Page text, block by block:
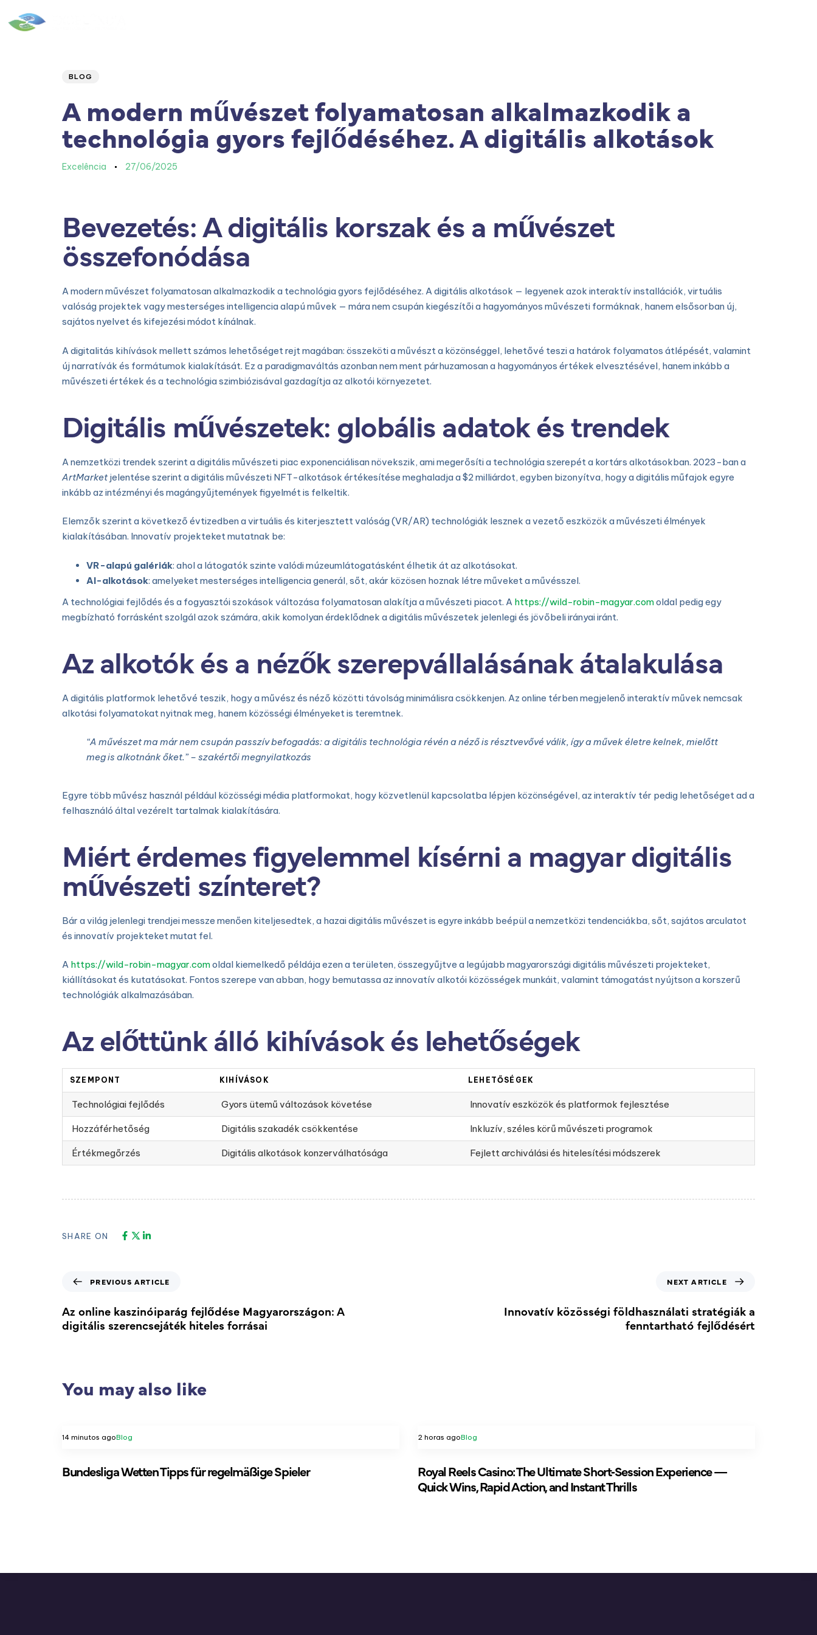
BLOG
A modern művészet folyamatosan alkalmazkodik a
technológia gyors fejlődéséhez. A digitális alkotások
Excelência 27/06/2025
Bevezetés: A digitális korszak és a művészet
összefonódása
A modern művészet folyamatosan alkalmazkodik a technológia gyors fejlődéséhez. A digitális alkotások — legyenek azok interaktív installációk, virtuális
valóság projektek vagy mesterséges intelligencia alapú művek — mára nem csupán kiegészítői a hagyományos művészeti formáknak, hanem elsősorban új,
sajátos nyelvet és kifejezési módot kínálnak.
A digitalitás kihívások mellett számos lehetőséget rejt magában: összeköti a művészt a közönséggel, lehetővé teszi a határok folyamatos átlépését, valamint
új narratívák és formátumok kialakítását. Ez a paradigmaváltás azonban nem ment párhuzamosan a hagyományos értékek elvesztésével, hanem inkább a
művészeti értékek és a technológia szimbiózisával gazdagítja az alkotói környezetet.
Digitális művészetek: globális adatok és trendek
A nemzetközi trendek szerint a digitális művészeti piac exponenciálisan növekszik, ami megerősíti a technológia szerepét a kortárs alkotásokban. 2023-ban a
ArtMarket jelentése szerint a digitális művészeti NFT-alkotások értékesítése meghaladja a$2 milliárdot, egyben bizonyítva, hogy a digitális műfajok egyre
inkább az intézményi és magángyűjtemények figyelmét is felkeltik.
Elemzők szerint a következő évtizedben a virtuális és kiterjesztett valóság (VR/AR) technológiák lesznek a vezető eszközök a művészeti élmények
kialakításában. Innovatív projekteket mutatnak be:
VR-alapú galériák: ahol a látogatók szinte valódi múzeumlátogatásként élhetik át az alkotásokat.
AI-alkotások: amelyeket mesterséges intelligencia generál, sőt, akár közösen hoznak létre műveket a művésszel.
A technológiai fejlődés és a fogyasztói szokások változása folyamatosan alakítja a művészeti piacot. A https://wild-robin-magyar.comoldal pedig egy
megbízható forrásként szolgál azok számára, akik komolyan érdeklődnek a digitális művészetek jelenlegi és jövőbeli irányai iránt.
Az alkotók és a nézők szerepvállalásának átalakulása
A digitális platformok lehetővé teszik, hogy a művész és néző közötti távolság minimálisra csökkenjen. Az online térben megjelenő interaktív művek nemcsak
alkotási folyamatokat nyitnak meg, hanem közösségi élményeket is teremtnek.
“A művészet ma már nem csupán passzív befogadás: a digitális technológia révén a néző is résztvevővé válik, így a művek életre kelnek, mielőtt
meg is alkotnánk őket.” – szakértői megnyilatkozás
Egyre több művész használ például közösségi média platformokat, hogy közvetlenül kapcsolatba lépjen közönségével, az interaktív tér pedig lehetőséget ad a
felhasználó által vezérelt tartalmak kialakítására.
Miért érdemes figyelemmel kísérni a magyar digitális
művészeti színteret?
Bár a világ jelenlegi trendjei messze menően kiteljesedtek, a hazai digitális művészet is egyre inkább beépül a nemzetközi tendenciákba, sőt, sajátos arculatot
és innovatív projekteket mutat fel.
A https://wild-robin-magyar.comoldal kiemelkedő példája ezen a területen, összegyűjtve a legújabb magyarországi digitális művészeti projekteket,
kiállításokat és kutatásokat. Fontos szerepe van abban, hogy bemutassa az innovatív alkotói közösségek munkáit, valamint támogatást nyújtson a korszerű
technológiák alkalmazásában.
Az előttünk álló kihívások és lehetőségek
SZEMPONT KIHÍVÁSOK LEHETŐSÉGEK
Technológiai fejlődés Gyors ütemű változások követése Innovatív eszközök és platformok fejlesztése
Hozzáférhetőség Digitális szakadék csökkentése Inkluzív, széles körű művészeti programok
Értékmegőrzés Digitális alkotások konzerválhatósága Fejlett archiválási és hitelesítési módszerek
SHARE ON
PREVIOUS ARTICLE
Az online kaszinóiparág fejlődése Magyarországon: A
digitális szerencsejáték hiteles forrásai
NEXT ARTICLE
Innovatív közösségi földhasználati stratégiák a
fenntartható fejlődésért
You may also like
14 minutos agoBlog
Bundesliga Wetten Tipps für regelmäßige Spieler
2 horas agoBlog
Royal Reels Casino: The Ultimate Short‑Session Experience —
Quick Wins, Rapid Action, and Instant Thrills